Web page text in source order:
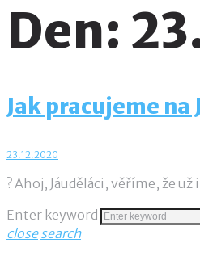
Den:
Jak pracujeme na
23.12.2020
? Ahoj, Jáuděláci, věříme, že
Enter keyword
close search